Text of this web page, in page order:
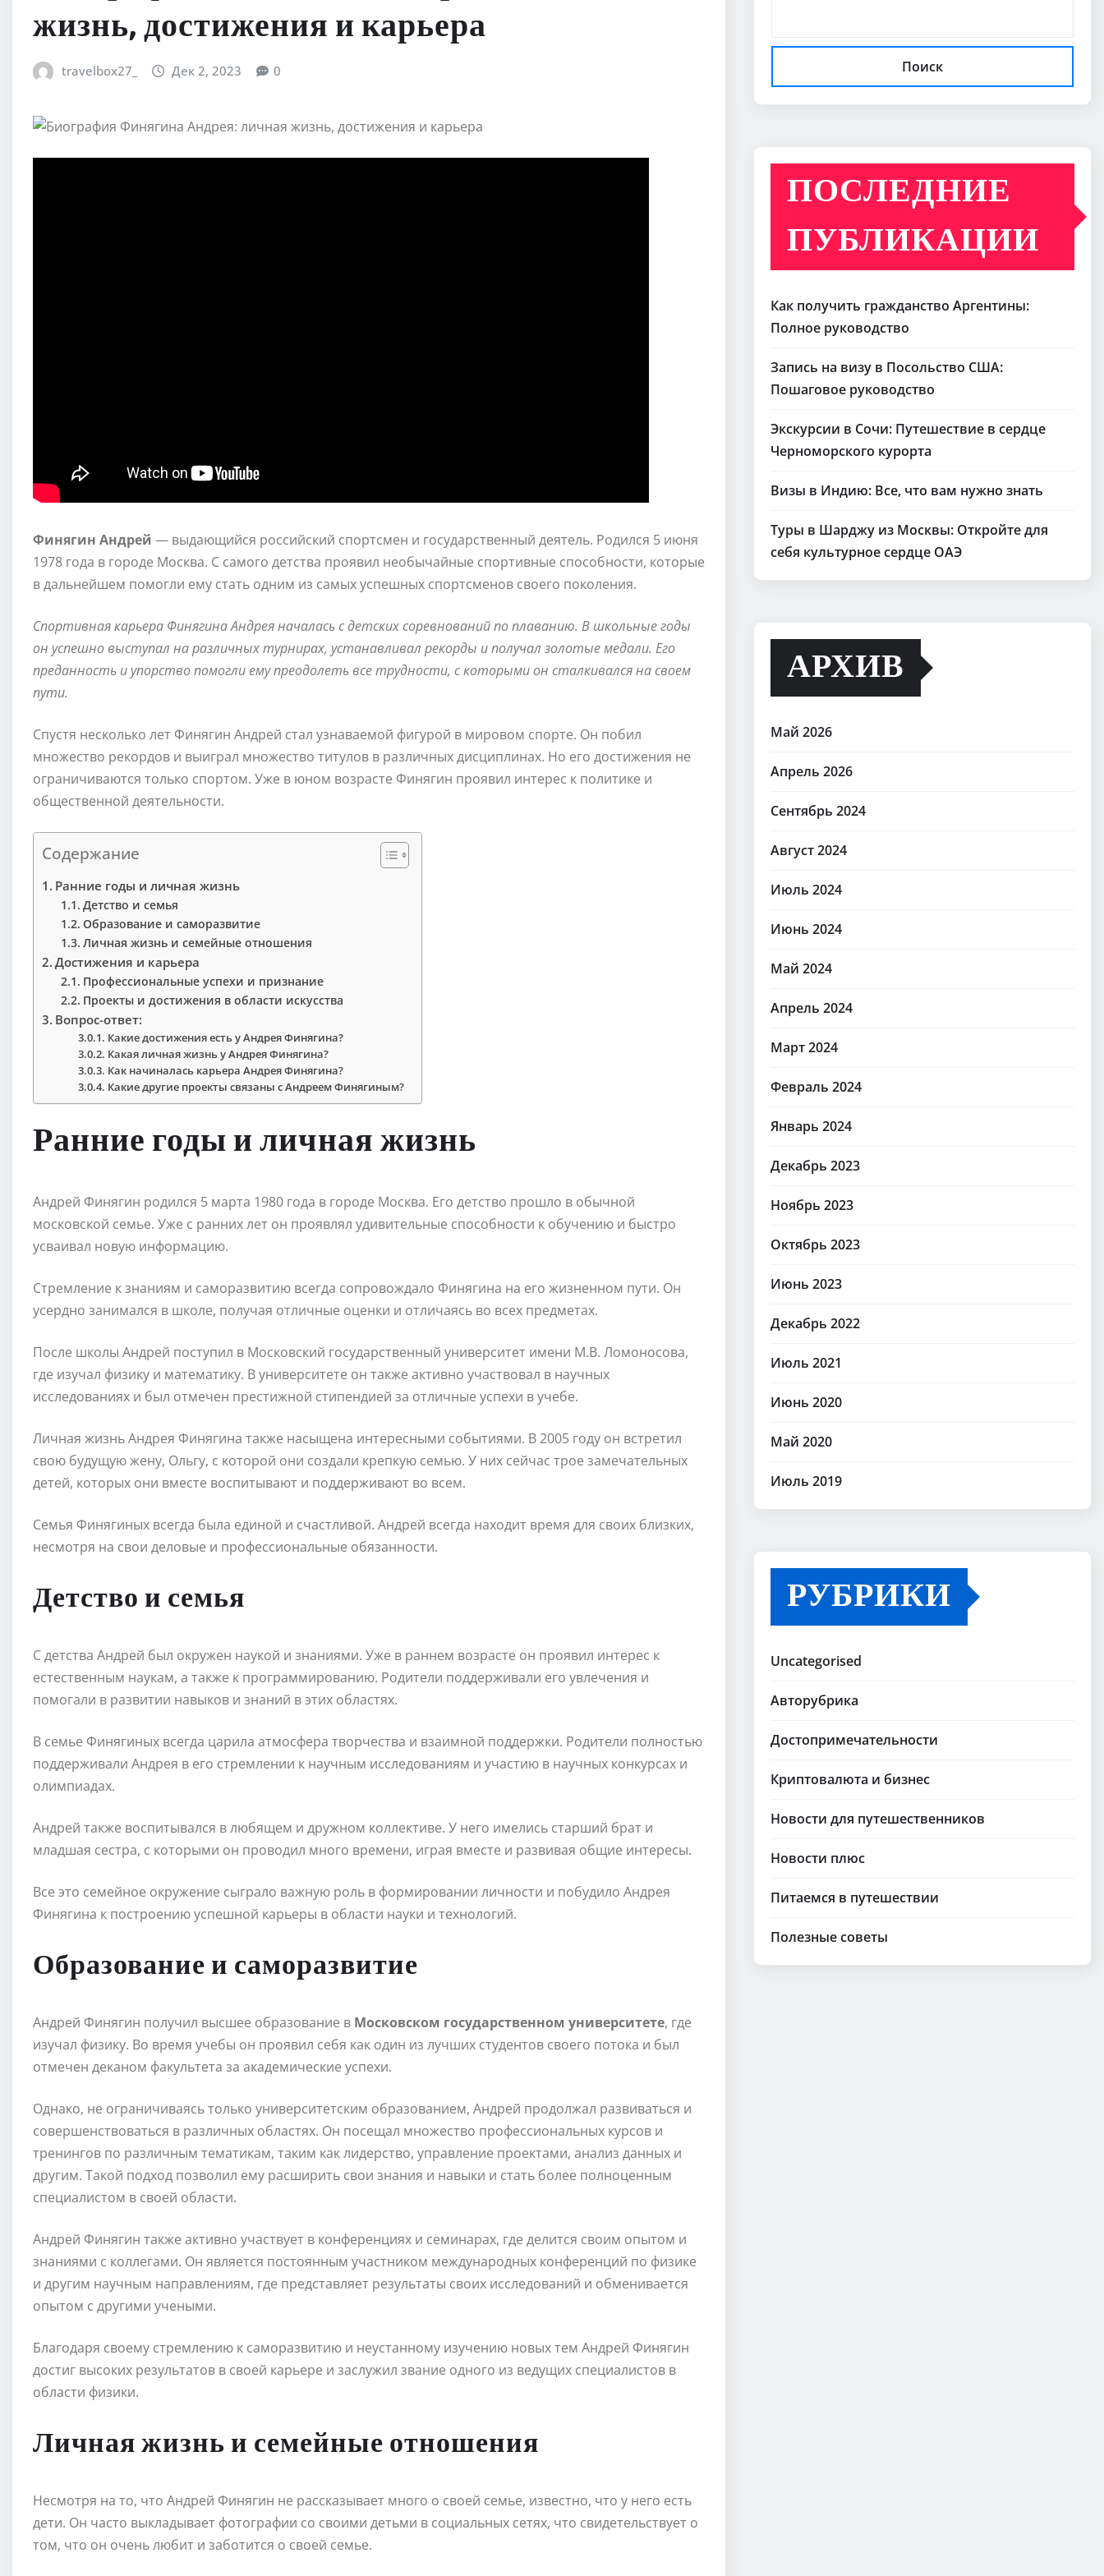
жизнь, достижения и карьера
travelbox27_ Дек 2, 2023 0
Финягин Андрей — выдающийся российский спортсмен и государственный деятель. Родился 5 июня
1978 года в городе Москва. С самого детства проявил необычайные спортивные способности, которые
в дальнейшем помогли ему стать одним из самых успешных спортсменов своего поколения.
Спортивная карьера Финягина Андрея началась с детских соревнований по плаванию. В школьные годы
он успешно выступал на различных турнирах, устанавливал рекорды и получал золотые медали. Его
преданность и упорство помогли ему преодолеть все трудности, с которыми он сталкивался на своем
пути.
Спустя несколько лет Финягин Андрей стал узнаваемой фигурой в мировом спорте. Он побил
множество рекордов и выиграл множество титулов в различных дисциплинах. Но его достижения не
ограничиваются только спортом. Уже в юном возрасте Финягин проявил интерес к политике и
общественной деятельности.
Содержание
Ранние годы и личная жизнь
Детство и семья
Образование и саморазвитие
Личная жизнь и семейные отношения
Достижения и карьера
Профессиональные успехи и признание
Проекты и достижения в области искусства
Вопрос-ответ:
Какие достижения есть у Андрея Финягина?
Какая личная жизнь у Андрея Финягина?
Как начиналась карьера Андрея Финягина?
Какие другие проекты связаны с Андреем Финягиным?
Ранние годы и личная жизнь
Андрей Финягин родился 5 марта 1980 года в городе Москва. Его детство прошло в обычной
московской семье. Уже с ранних лет он проявлял удивительные способности к обучению и быстро
усваивал новую информацию.
Стремление к знаниям и саморазвитию всегда сопровождало Финягина на его жизненном пути. Он
усердно занимался в школе, получая отличные оценки и отличаясь во всех предметах.
После школы Андрей поступил в Московский государственный университет имени М.В. Ломоносова,
где изучал физику и математику. В университете он также активно участвовал в научных
исследованиях и был отмечен престижной стипендией за отличные успехи в учебе.
Личная жизнь Андрея Финягина также насыщена интересными событиями. В 2005 году он встретил
свою будущую жену, Ольгу, с которой они создали крепкую семью. У них сейчас трое замечательных
детей, которых они вместе воспитывают и поддерживают во всем.
Семья Финягиных всегда была единой и счастливой. Андрей всегда находит время для своих близких,
несмотря на свои деловые и профессиональные обязанности.
Детство и семья
С детства Андрей был окружен наукой и знаниями. Уже в раннем возрасте он проявил интерес к
естественным наукам, а также к программированию. Родители поддерживали его увлечения и
помогали в развитии навыков и знаний в этих областях.
В семье Финягиных всегда царила атмосфера творчества и взаимной поддержки. Родители полностью
поддерживали Андрея в его стремлении к научным исследованиям и участию в научных конкурсах и
олимпиадах.
Андрей также воспитывался в любящем и дружном коллективе. У него имелись старший брат и
младшая сестра, с которыми он проводил много времени, играя вместе и развивая общие интересы.
Все это семейное окружение сыграло важную роль в формировании личности и побудило Андрея
Финягина к построению успешной карьеры в области науки и технологий.
Образование и саморазвитие
Андрей Финягин получил высшее образование в Московском государственном университете, где
изучал физику. Во время учебы он проявил себя как один из лучших студентов своего потока и был
отмечен деканом факультета за академические успехи.
Однако, не ограничиваясь только университетским образованием, Андрей продолжал развиваться и
совершенствоваться в различных областях. Он посещал множество профессиональных курсов и
тренингов по различным тематикам, таким как лидерство, управление проектами, анализ данных и
другим. Такой подход позволил ему расширить свои знания и навыки и стать более полноценным
специалистом в своей области.
Андрей Финягин также активно участвует в конференциях и семинарах, где делится своим опытом и
знаниями с коллегами. Он является постоянным участником международных конференций по физике
и другим научным направлениям, где представляет результаты своих исследований и обменивается
опытом с другими учеными.
Благодаря своему стремлению к саморазвитию и неустанному изучению новых тем Андрей Финягин
достиг высоких результатов в своей карьере и заслужил звание одного из ведущих специалистов в
области физики.
Личная жизнь и семейные отношения
Несмотря на то, что Андрей Финягин не рассказывает много о своей семье, известно, что у него есть
дети. Он часто выкладывает фотографии со своими детьми в социальных сетях, что свидетельствует о
том, что он очень любит и заботится о своей семье.
Поиск
ПОСЛЕДНИЕ
ПУБЛИКАЦИИ
Как получить гражданство Аргентины:
Полное руководство
Запись на визу в Посольство США:
Пошаговое руководство
Экскурсии в Сочи: Путешествие в сердце
Черноморского курорта
Визы в Индию: Все, что вам нужно знать
Туры в Шарджу из Москвы: Откройте для
себя культурное сердце ОАЭ
АРХИВ
Май 2026
Апрель 2026
Сентябрь 2024
Август 2024
Июль 2024
Июнь 2024
Май 2024
Апрель 2024
Март 2024
Февраль 2024
Январь 2024
Декабрь 2023
Ноябрь 2023
Октябрь 2023
Июнь 2023
Декабрь 2022
Июль 2021
Июнь 2020
Май 2020
Июль 2019
РУБРИКИ
Uncategorised
Авторубрика
Достопримечательности
Криптовалюта и бизнес
Новости для путешественников
Новости плюс
Питаемся в путешествии
Полезные советы